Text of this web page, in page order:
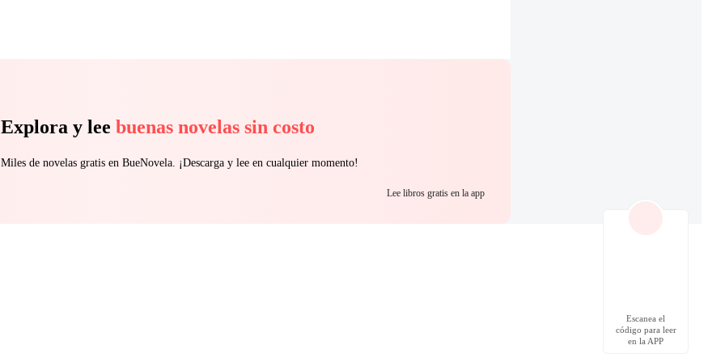
Explora y lee buenas novelas sin costo
Miles de novelas gratis en BueNovela. ¡Descarga y lee en cualquier momento!
Lee libros gratis en la app
Escanea el
código para leer
en la APP